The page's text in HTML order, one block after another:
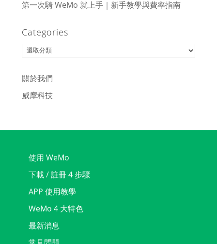
第一次騎 WeMo 就上手｜新手教學與費率指南
Categories
Categories
關於我們
威摩科技
使用 WeMo
下載 / 註冊 4 步驟
APP 使用教學
WeMo 4 大特色
最新消息